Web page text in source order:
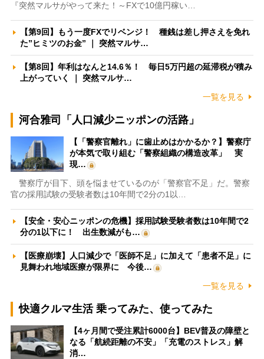
『突然マルサがやって来た！～FXで10億円稼い…
【第9回】もう一度FXでリベンジ！ 種銭は差し押さえを免れ
た”ヒミツのお金” ｜ 突然マルサ…
【第8回】年利はなんと14.6％！ 毎日5万円超の延滞税が積み
上がっていく ｜ 突然マルサ…
一覧を見る
河合雅司「人口減少ニッポンの活路」
【「警察官離れ」に歯止めはかかるか？】警察庁
が本気で取り組む「警察組織の構造改革」 実
現…
警察庁が目下、頭を悩ませているのが「警察官不足」だ。警察
官の採用試験の受験者数は10年間で2分の1以…
【安全・安心ニッポンの危機】採用試験受験者数は10年間で2
分の1以下に！ 出生数減がも…
【医療崩壊】人口減少で「医師不足」に加えて「患者不足」に
見舞われ地域医療が限界に 今後…
一覧を見る
快適クルマ生活 乗ってみた、使ってみた
【4ヶ月間で受注累計6000台】BEV普及の障壁と
なる「航続距離の不安」「充電のストレス」解
消…